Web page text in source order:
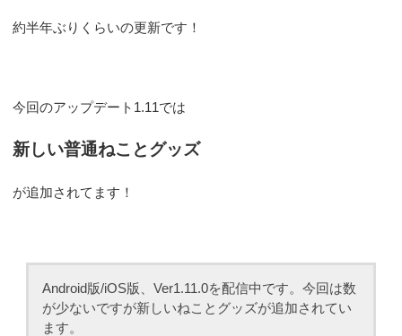
約半年ぶりくらいの更新です！
今回のアップデート1.11では
新しい普通ねことグッズ
が追加されてます！
Android版/iOS版、Ver1.11.0を配信中です。今回は数
が少ないですが新しいねことグッズが追加されてい
ます。